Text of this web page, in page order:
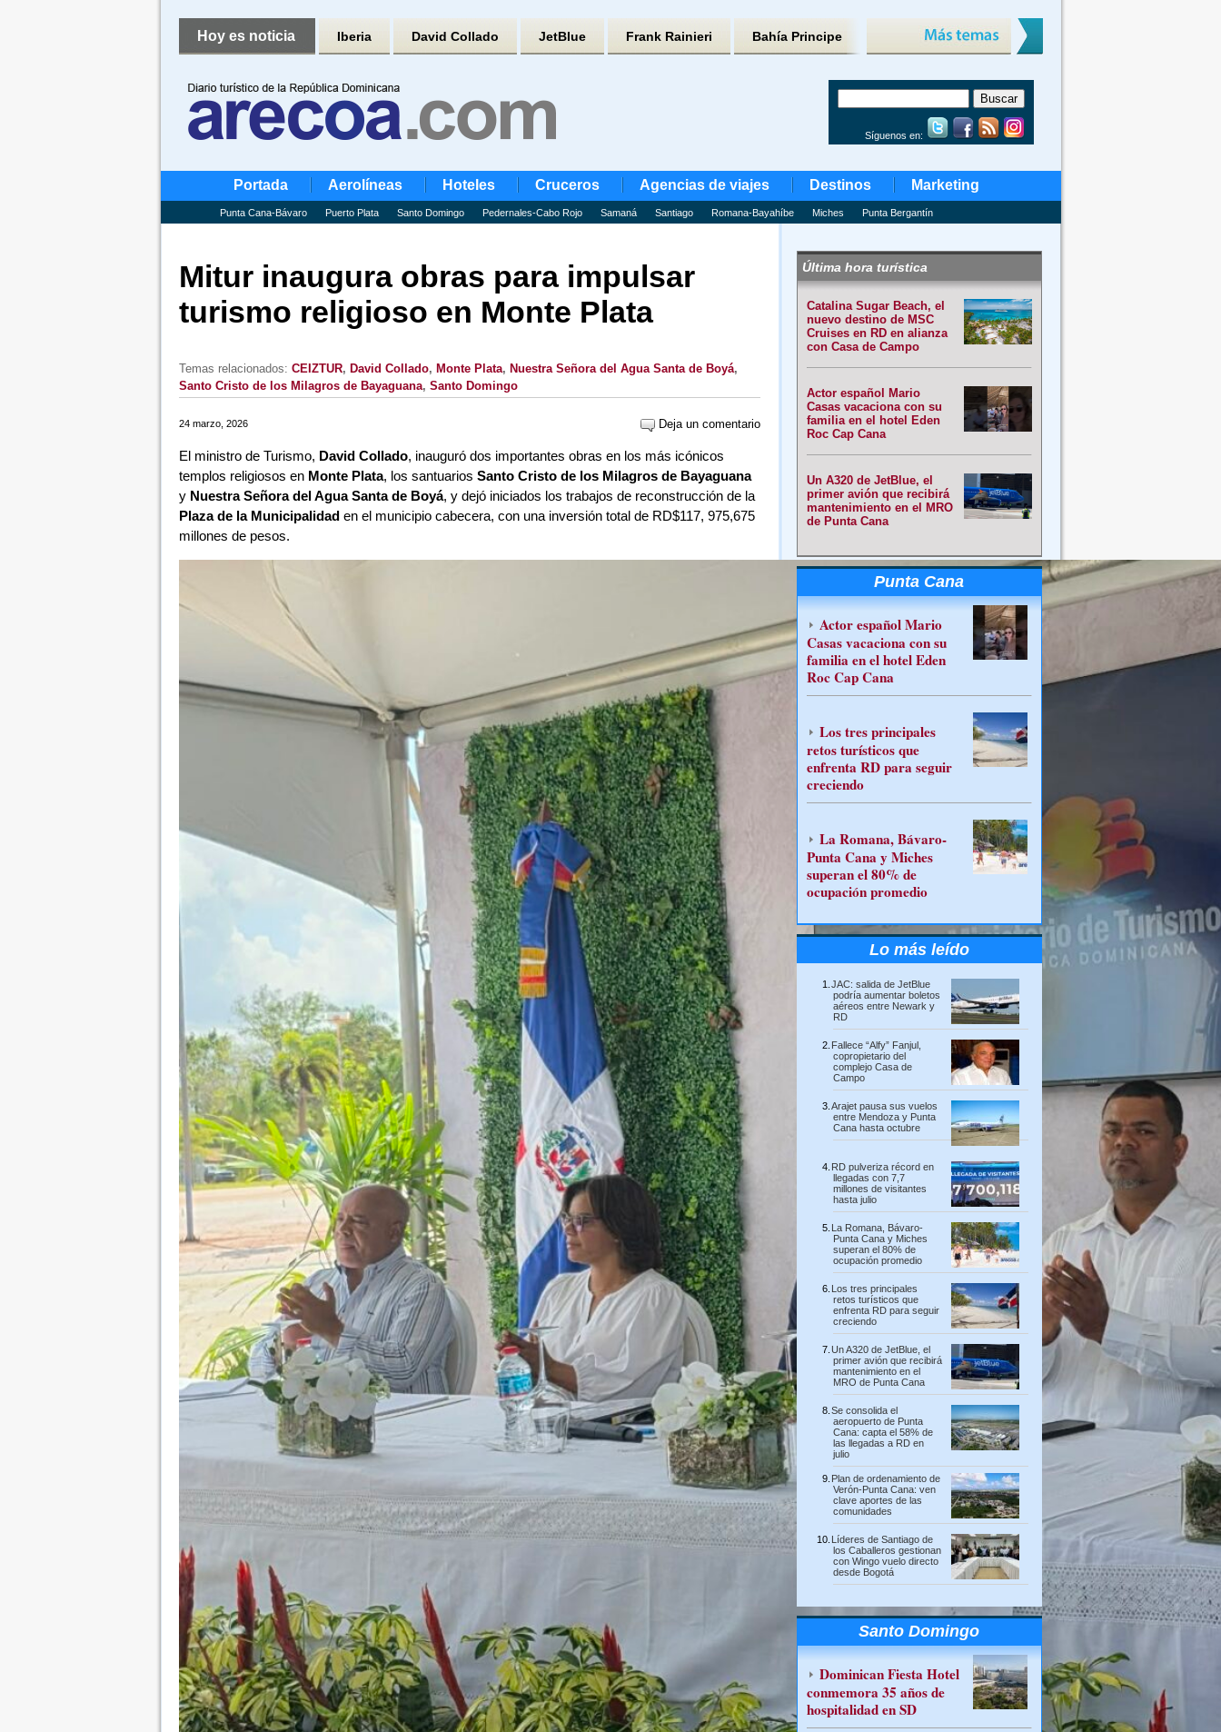
Hoy es noticia Iberia David Collado JetBlue Frank Rainieri Bahía Principe
Síguenos en:
Portada Aerolíneas Hoteles Cruceros Agencias de viajes Destinos Marketing
Punta Cana-Bávaro Puerto Plata Santo Domingo Pedernales-Cabo Rojo Samaná Santiago Romana-Bayahíbe Miches Punta Bergantín
Mitur inaugura obras para impulsar
turismo religioso en Monte Plata
Temas relacionados: CEIZTUR, David Collado, Monte Plata, Nuestra Señora del Agua Santa de Boyá,
Santo Cristo de los Milagros de Bayaguana, Santo Domingo
24 marzo, 2026 Deja un comentario
El ministro de Turismo, David Collado, inauguró dos importantes obras en los más icónicos
templos religiosos en Monte Plata, los santuarios Santo Cristo de los Milagros de Bayaguana
y Nuestra Señora del Agua Santa de Boyá, y dejó iniciados los trabajos de reconstrucción de la
Plaza de la Municipalidaden el municipio cabecera, con una inversión total de RD$117, 975,675
millones de pesos.
Última hora turística
Catalina Sugar Beach, el
nuevo destino de MSC
Cruises en RD en alianza
con Casa de Campo
Actor español Mario
Casas vacaciona con su
familia en el hotel Eden
Roc Cap Cana
Un A320 de JetBlue, el
primer avión que recibirá
mantenimiento en el MRO
de Punta Cana
Punta Cana
Actor español Mario
Casas vacaciona con su
familia en el hotel Eden
Roc Cap Cana
Los tres principales
retos turísticos que
enfrenta RD para seguir
creciendo
La Romana, Bávaro-
Punta Cana y Miches
superan el 80% de
ocupación promedio
Lo más leído
JAC: salida de JetBlue
podría aumentar boletos
aéreos entre Newark y
RD
Fallece “Alfy” Fanjul,
copropietario del
complejo Casa de
Campo
Arajet pausa sus vuelos
entre Mendoza y Punta
Cana hasta octubre
RD pulveriza récord en
llegadas con 7,7
millones de visitantes
hasta julio
La Romana, Bávaro-
Punta Cana y Miches
superan el 80% de
ocupación promedio
Los tres principales
retos turísticos que
enfrenta RD para seguir
creciendo
Un A320 de JetBlue, el
primer avión que recibirá
mantenimiento en el
MRO de Punta Cana
Se consolida el
aeropuerto de Punta
Cana: capta el 58% de
las llegadas a RD en
julio
Plan de ordenamiento de
Verón-Punta Cana: ven
clave aportes de las
comunidades
Líderes de Santiago de
los Caballeros gestionan
con Wingo vuelo directo
desde Bogotá
Santo Domingo
Dominican Fiesta Hotel
conmemora 35 años de
hospitalidad en SD